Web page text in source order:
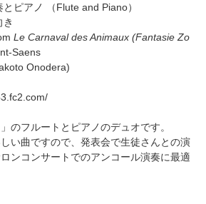
とピアノ
（Flute and Piano）
き
Le Carnaval des Animaux (Fantasie Zo
Saens
Onodera)
のフルートとピアノのデュオです。
い曲ですので、発表会で生徒さんとの演
ンコンサートでのアンコール演奏に最適